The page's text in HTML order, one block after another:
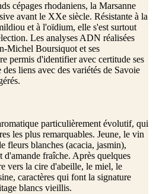
cépages rhodaniens, la Marsanne
avant le XXe siècle. Résistante à la
et à l'oïdium, elle s'est surtout
Les analyses ADN réalisées
Michel Boursiquot et ses
permis d'identifier avec certitude ses
liens avec des variétés de Savoie
particulièrement évolutif, qui
les plus remarquables. Jeune, le vin
fleurs blanches (acacia, jasmin),
d'amande fraîche. Après quelques
vers la cire d'abeille, le miel, le
caractères qui font la signature
blancs vieillis.